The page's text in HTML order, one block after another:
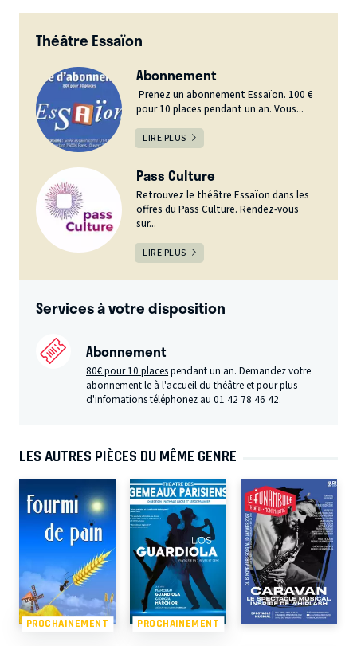
Théâtre Essaïon
Abonnement
Prenez un abonnement Essaïon. 100 €
pour 10 places pendant un an. Vous...
LIRE PLUS
Pass Culture
Retrouvez le théâtre Essaïon dans les
offres du Pass Culture. Rendez-vous
sur...
LIRE PLUS
Services à votre disposition
Abonnement
80€ pour 10 placespendant un an. Demandez votre
abonnement le à l'accueil du théâtre et pour plus
d'infomations téléphonez au 01 42 78 46 42.
LES AUTRES PIÈCES DU MÊME GENRE
PROCHAINEMENT PROCHAINEMENT